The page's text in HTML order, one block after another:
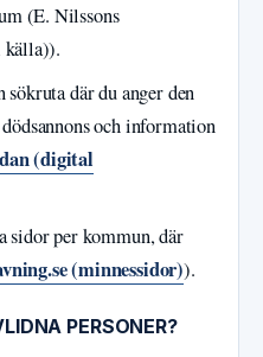
(E. Nilssons
där du anger den
och information
(digital
sidor per kommun, där
(minnessidor)).
PERSONER?